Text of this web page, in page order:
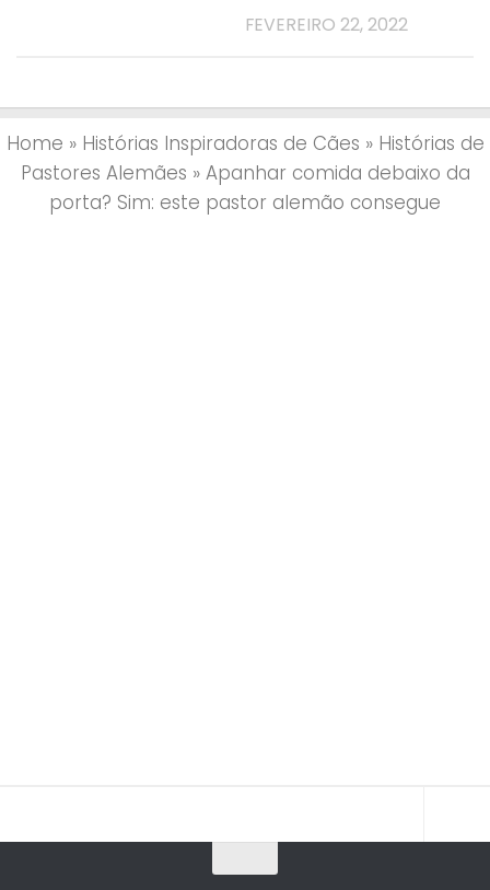
FEVEREIRO 22, 2022
Home » Histórias Inspiradoras de Cães » Histórias de
Pastores Alemães » Apanhar comida debaixo da
porta? Sim: este pastor alemão consegue